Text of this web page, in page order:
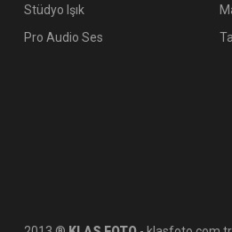
Stüdyo Işık
Pro Audio Ses